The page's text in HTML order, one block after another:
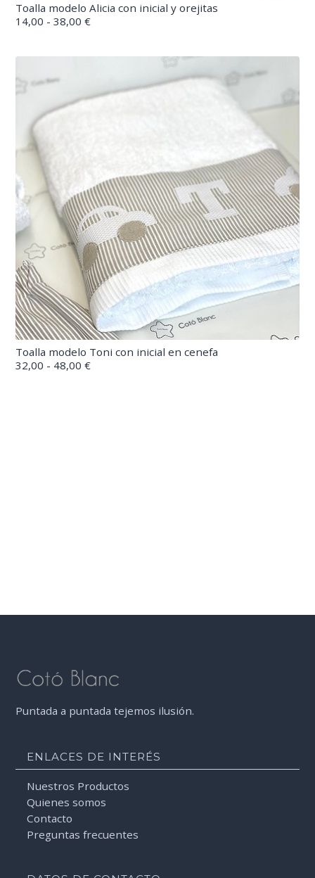
Toalla modelo Alicia con inicial y orejitas
14,00 - 38,00 €
Toalla modelo Toni con inicial en cenefa
32,00 - 48,00 €
Puntada a puntada tejemos ilusión.
ENLACES DE INTERÉS
Nuestros Productos
Quienes somos
Contacto
Preguntas frecuentes